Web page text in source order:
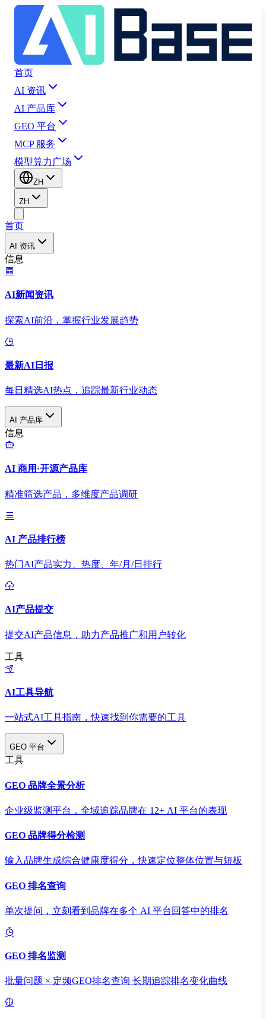
首页
AI 资讯
AI 产品库
GEO 平台
MCP 服务
模型算力广场
ZH
ZH
首页
AI 资讯
信息
AI新闻资讯
探索AI前沿，掌握行业发展趋势
最新AI日报
每日精选AI热点，追踪最新行业动态
AI 产品库
信息
AI 商用·开源产品库
精准筛选产品，多维度产品调研
AI 产品排行榜
热门AI产品实力、热度、年/月/日排行
AI产品提交
提交AI产品信息，助力产品推广和用户转化
工具
AI工具导航
一站式AI工具指南，快速找到你需要的工具
GEO 平台
工具
GEO 品牌全景分析
企业级监测平台，全域追踪品牌在 12+ AI 平台的表现
GEO 品牌得分检测
输入品牌生成综合健康度得分，快速定位整体位置与短板
GEO 排名查询
单次提问，立刻看到品牌在多个 AI 平台回答中的排名
GEO 排名监测
批量问题 × 定频GEO排名查询 长期追踪排名变化曲线